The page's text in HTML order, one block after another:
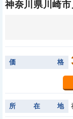
神奈川県川崎
価 格
所 在 地